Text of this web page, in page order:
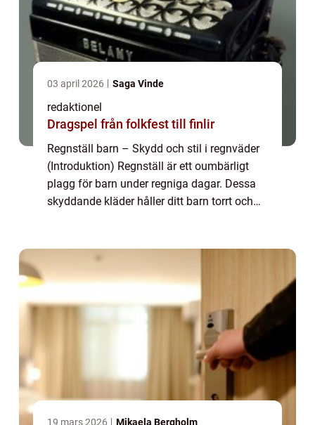
03 april 2026 Saga Vinde
redaktionel
Dragspel från folkfest till finlir
Regnställ barn – Skydd och stil i regnväder
(Introduktion) Regnställ är ett oumbärligt
plagg för barn under regniga dagar. Dessa
skyddande kläder håller ditt barn torrt och
19 mars 2026 Mikaela Bergholm